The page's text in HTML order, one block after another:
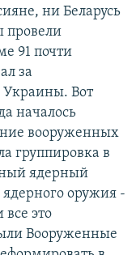
ни Беларусь
провели
91 почти
за
Украины. Вот
началось
вооруженных
группировка в
ядерный
ядерного оружия -
это
Вооруженные